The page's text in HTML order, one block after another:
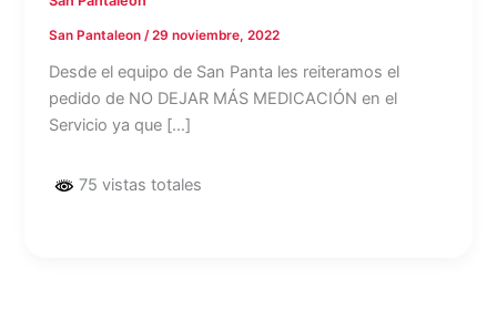
San Pantaleon /29 noviembre, 2022
Desde el equipo de San Panta les reiteramos el
pedido de NO DEJAR MÁS MEDICACIÓN en el
Servicio ya que […]
75 vistas totales